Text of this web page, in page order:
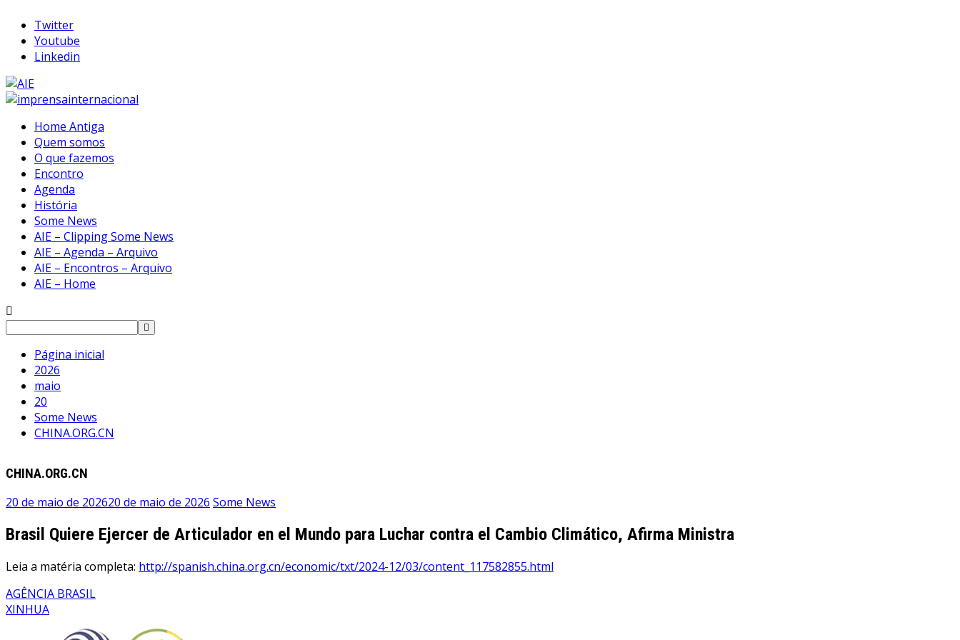
Twitter
Youtube
Linkedin
Home Antiga
Quem somos
O que fazemos
Encontro
Agenda
História
Some News
AIE – Clipping Some News
AIE – Agenda – Arquivo
AIE – Encontros – Arquivo
AIE – Home
Página inicial
2026
maio
20
Some News
CHINA.ORG.CN
CHINA.ORG.CN
20 de maio de 202620 de maio de 2026 Some News
Brasil Quiere Ejercer de Articulador en el Mundo para Luchar contra el Cambio Climático, Afirma Ministra
Leia a matéria completa: http://spanish.china.org.cn/economic/txt/2024-12/03/content_117582855.html
AGÊNCIA BRASIL
XINHUA